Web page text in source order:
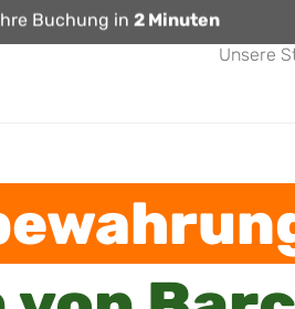
Buchung in 2 Minuten
Unsere